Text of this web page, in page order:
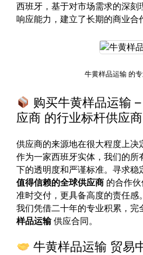
西班牙，基于对市场需求的深刻
响应能力，建立了长期的商业合
牛黄样品运输 的
购买牛黄样品运输
应商 的行业标杆供应商
供应商的来源地在很大程度上决
作为一家西班牙实体，我们的所
下的透明度和严谨标准。寻求稳
值得信赖的全球供应商 的合作
准时交付，更具备高度的责任感
我们凭借二十年的专业积累，完
样品运输 供应合同。
牛黄样品运输 贸易